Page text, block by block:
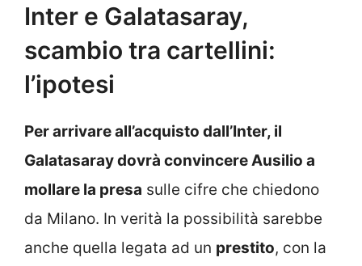
Inter e Galatasaray,
scambio tra cartellini:
l’ipotesi
Per arrivare all’acquisto dall’Inter, il
Galatasaray dovrà convincere Ausilio a
mollare la presa sulle cifre che chiedono
da Milano. In verità la possibilità sarebbe
anche quella legata ad un prestito, con la